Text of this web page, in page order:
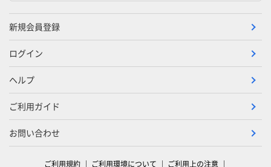
新規会員登録
ログイン
ヘルプ
ご利用ガイド
お問い合わせ
ご利用規約 ご利用環境について ご利用上の注意